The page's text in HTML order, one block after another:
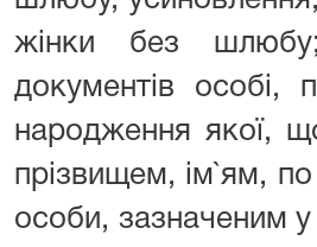
жінки без шлюбу;
документів особі,
народження якої,
прізвищем, ім`ям,
особи, зазначеним у